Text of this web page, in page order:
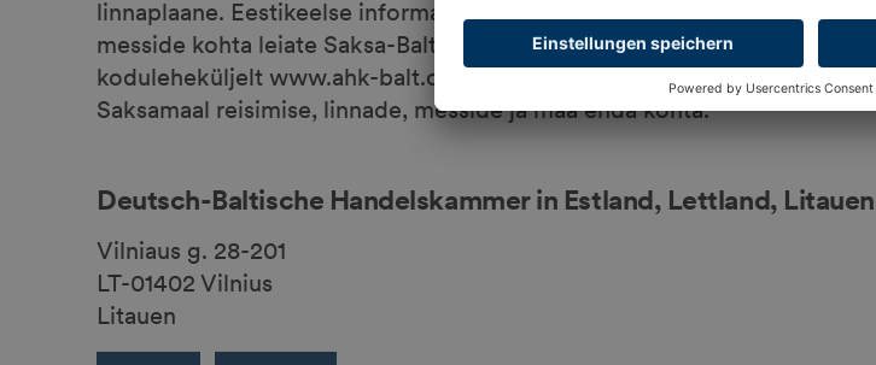
linnaplaane. Eestikeelse informatsiooni suuremate Hamburgis toimuvate
messide kohta leiate Saksa-Balti Kaubanduskoja Eestis, Lätis, Leedus
koduleheküljelt www.ahk-balt.org. Samas leiate ka hulga kasulikke linke
Saksamaal reisimise, linnade, messide ja maa enda kohta.
Deutsch-Baltische Handelskammer in Estland, Lettland, Litauen
Vilniaus g. 28-201
LT-01402 Vilnius
Litauen